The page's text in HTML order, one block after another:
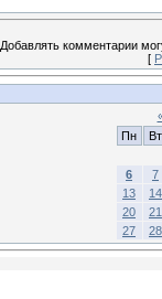
Добавлять комментарии
[
Пн
Вт
6
7
13
14
20
21
27
28